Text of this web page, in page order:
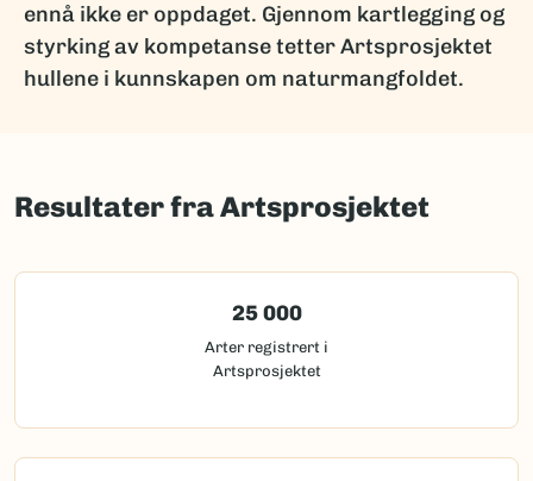
ennå ikke er oppdaget. Gjennom kartlegging og
styrking av kompetanse tetter Artsprosjektet
hullene i kunnskapen om naturmangfoldet.
Resultater fra Artsprosjektet
25 000
Arter registrert i
Artsprosjektet